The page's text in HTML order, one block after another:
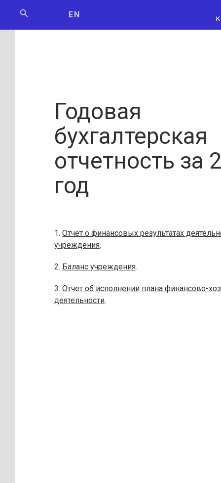
EN
Годовая
бухгалтерская
отчетность за
год
1.Отчет о финансовых результатах
учреждения.
2. Баланс учреждения.
3.Отчет об исполнении плана финансово-
деятельности.